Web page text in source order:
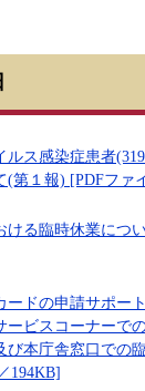
ルス感染症患者
(第１報) [PDFファ
ける臨時休業につ
ードの申請サポー
ービスコーナーで
び本庁舎窓口での
194KB]